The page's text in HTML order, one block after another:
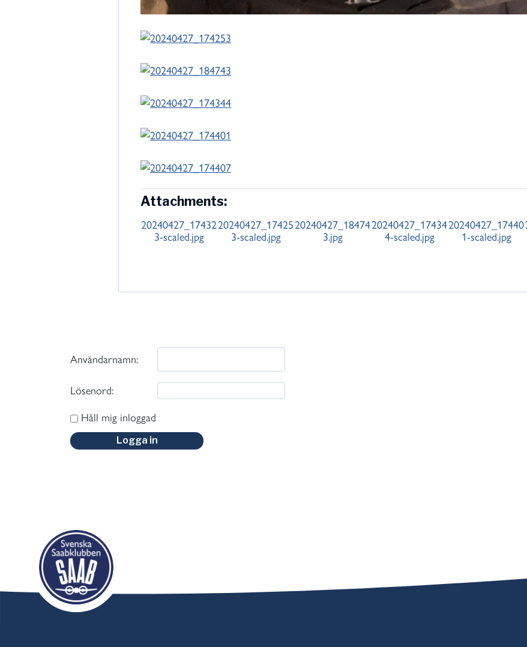
Attachments:
20240427_17432
3-scaled.jpg
20240427_17425
3-scaled.jpg
20240427_18474
3.jpg
20240427_17434
4-scaled.jpg
20240427_17440
1-scaled.jpg
Användarnamn:
Lösenord:
Håll mig inloggad
Logga in